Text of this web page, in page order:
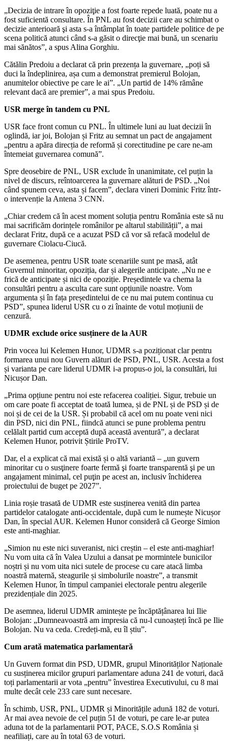
„Decizia de intrare în opoziţie a fost foarte repede luată, poate nu a
fost suficientă consultare. În PNL au fost decizii care au schimbat o
decizie anterioară şi asta s-a întâmplat în toate partidele politice de pe
scena politică atunci când s-a găsit o direcţie mai bună, un scenariu
mai sănătos”, a spus Alina Gorghiu.
Cătălin Predoiu a declarat că prin prezența la guvernare, „poți să
duci la îndeplinirea, așa cum a demonstrat premierul Bolojan,
anumitelor obiective pe care le ai”. „Un partid de 14% rămâne
relevant dacă are premier”, a mai spus Predoiu.
USR merge în tandem cu PNL
USR face front comun cu PNL. În ultimele luni au luat decizii în
oglindă, iar joi, Bolojan și Fritz au semnat un pact de angajament
„pentru a apăra direcția de reformă și corectitudine pe care ne-am
întemeiat guvernarea comună”.
Spre deosebire de PNL, USR exclude în unanimitate, cel puțin la
nivel de discurs, reîntoarcerea la guvernare alături de PSD. „Noi
când spunem ceva, asta și facem”, declara vineri Dominic Fritz într-
o intervenție la Antena 3 CNN.
„Chiar credem că în acest moment soluția pentru România este să nu
mai sacrificăm dorințele românilor pe altarul stabilității”, a mai
declarat Fritz, după ce a acuzat PSD că vor să refacă modelul de
guvernare Ciolacu-Ciucă.
De asemenea, pentru USR toate scenariile sunt pe masă, atât
Guvernul minoritar, opoziția, dar și alegerile anticipate. „Nu ne e
frică de anticipate și nici de opoziție. Președintele va chema la
consultări pentru a asculta care sunt opțiunile noastre. Vom
argumenta și în fața președintelui de ce nu mai putem continua cu
PSD”, spunea liderul USR cu o zi înainte de votul moțiunii de
cenzură.
UDMR exclude orice susținere de la AUR
Prin vocea lui Kelemen Hunor, UDMR s-a poziționat clar pentru
formarea unui nou Guvern alături de PSD, PNL, USR. Acesta a fost
și varianta pe care liderul UDMR i-a propus-o joi, la consultări, lui
Nicușor Dan.
„Prima opțiune pentru noi este refacerea coaliției. Sigur, trebuie un
om care poate fi acceptat de toată lumea, și de PNL și de PSD și de
noi și de cei de la USR. Și probabil că acel om nu poate veni nici
din PSD, nici din PNL, fiindcă atunci se pune problema pentru
celălalt partid cum acceptă după această aventură”, a declarat
Kelemen Hunor, potrivit Știrile ProTV.
Dar, el a explicat că mai există și o altă variantă – „un guvern
minoritar cu o susţinere foarte fermă şi foarte transparentă şi pe un
angajament minimal, cel puţin pe acest an, inclusiv închiderea
proiectului de buget pe 2027”.
Linia roșie trasată de UDMR este susținerea venită din partea
partidelor catalogate anti-occidentale, după cum le numește Nicușor
Dan, în special AUR. Kelemen Hunor consideră că George Simion
este anti-maghiar.
„Simion nu este nici suveranist, nici creștin – el este anti-maghiar!
Nu vom uita că în Valea Uzului a dansat pe mormintele bunicilor
noștri și nu vom uita nici sutele de procese cu care atacă limba
noastră maternă, steagurile și simbolurile noastre”, a transmit
Kelemen Hunor, în timpul campaniei electorale pentru alegerile
prezidențiale din 2025.
De asemnea, liderul UDMR amintește pe încăptățânarea lui Ilie
Bolojan: „Dumneavoastră am impresia că nu-l cunoașteți încă pe Ilie
Bolojan. Nu va ceda. Credeți-mă, eu îl știu”.
Cum arată matematica parlamentară
Un Guvern format din PSD, UDMR, grupul Minorităților Naționale
cu susținerea micilor grupuri parlamentare aduna 241 de voturi, dacă
toți parlamentarii ar vota „pentru” învestirea Executivului, cu 8 mai
multe decât cele 233 care sunt necesare.
În schimb, USR, PNL, UDMR și Minoritățile adună 182 de voturi.
Ar mai avea nevoie de cel puțin 51 de voturi, pe care le-ar putea
aduna tot de la parlamentarii POT, PACE, S.O.S România și
neafiliați, care au în total 63 de voturi.